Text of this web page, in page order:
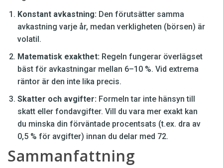
Konstant avkastning: Den förutsätter samma
avkastning varje år, medan verkligheten (börsen) är
volatil.
Matematisk exakthet: Regeln fungerar överlägset
bäst för avkastningar mellan 6–10 %. Vid extrema
räntor är den inte lika precis.
Skatter och avgifter: Formeln tar inte hänsyn till
skatt eller fondavgifter. Vill du vara mer exakt kan
du minska din förväntade procentsats (t.ex. dra av
0,5 % för avgifter) innan du delar med 72.
Sammanfattning